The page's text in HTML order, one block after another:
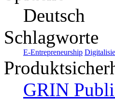
Deutsch
Schlagworte
E-Entrepreneurship
GRIN